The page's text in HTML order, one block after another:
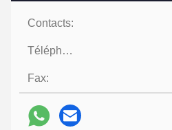
Contacts:
Téléphone:
Fax: